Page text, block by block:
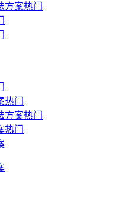
方案热门
热门
方案热门
热门